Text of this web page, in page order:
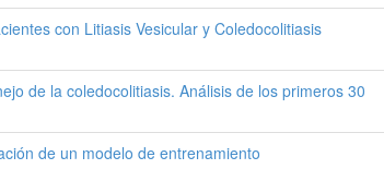
con Litiasis Vesicular y Coledocolitiasis
de la coledocolitiasis. Análisis de los primeros 30
de un modelo de entrenamiento